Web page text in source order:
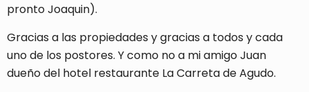
pronto Joaquin).
Gracias a las propiedades y gracias a todos y cada
uno de los postores. Y como no a mi amigo Juan
dueño del hotel restaurante La Carreta de Agudo.